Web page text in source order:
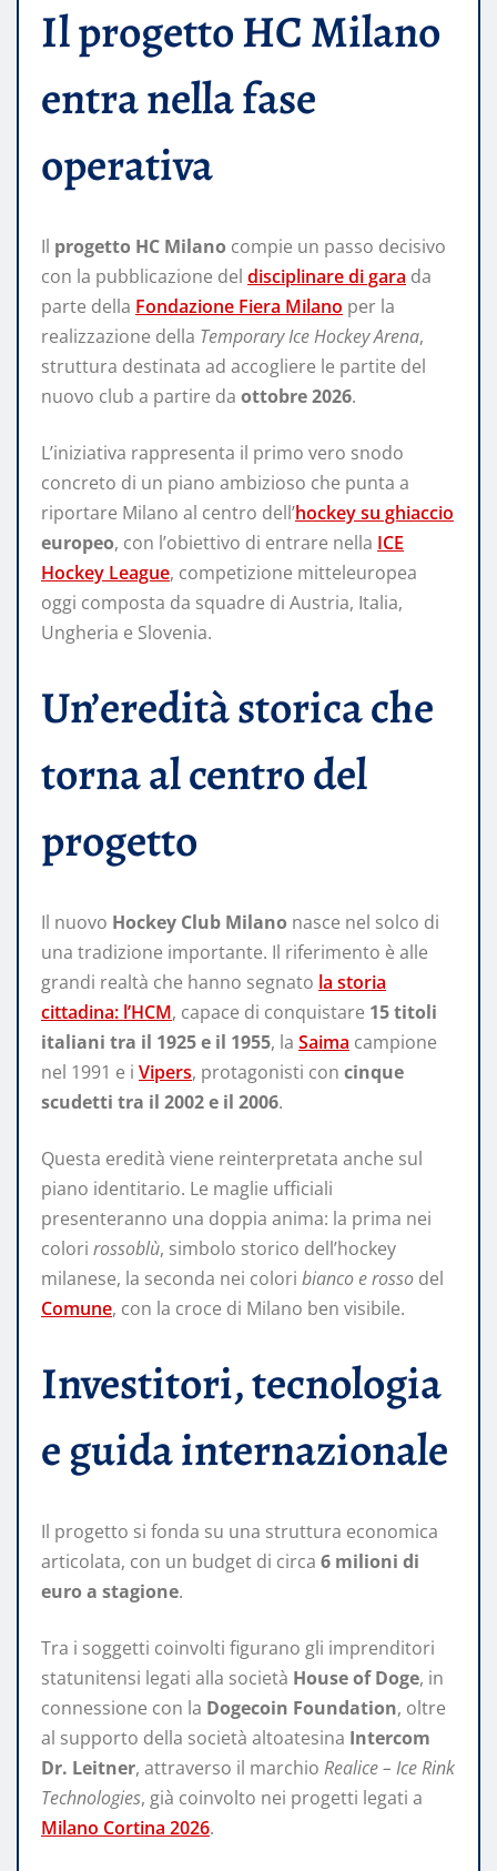
Il progetto HC Milano
entra nella fase
operativa
Il progetto HC Milano compie un passo decisivo
con la pubblicazione del disciplinare di gara da
parte della Fondazione Fiera Milano per la
realizzazione della Temporary Ice Hockey Arena,
struttura destinata ad accogliere le partite del
nuovo club a partire da ottobre 2026.
L’iniziativa rappresenta il primo vero snodo
concreto di un piano ambizioso che punta a
riportare Milano al centro dell’hockey su ghiaccio
europeo, con l’obiettivo di entrare nella ICE
Hockey League, competizione mitteleuropea
oggi composta da squadre di Austria, Italia,
Ungheria e Slovenia.
Un’eredità storica che
torna al centro del
progetto
Il nuovo Hockey Club Milano nasce nel solco di
una tradizione importante. Il riferimento è alle
grandi realtà che hanno segnato la storia
cittadina: l’HCM, capace di conquistare 15 titoli
italiani tra il 1925 e il 1955, la Saima campione
nel 1991 e i Vipers, protagonisti con cinque
scudetti tra il 2002 e il 2006.
Questa eredità viene reinterpretata anche sul
piano identitario. Le maglie ufficiali
presenteranno una doppia anima: la prima nei
colori rossoblù, simbolo storico dell’hockey
milanese, la seconda nei colori bianco e rosso del
Comune, con la croce di Milano ben visibile.
Investitori, tecnologia
e guida internazionale
Il progetto si fonda su una struttura economica
articolata, con un budget di circa 6 milioni di
euro a stagione.
Tra i soggetti coinvolti figurano gli imprenditori
statunitensi legati alla società House of Doge, in
connessione con la Dogecoin Foundation, oltre
al supporto della società altoatesina Intercom
Dr. Leitner, attraverso il marchio Realice – Ice Rink
Technologies, già coinvolto nei progetti legati a
Milano Cortina 2026.